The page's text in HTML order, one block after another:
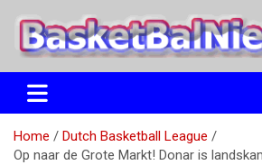
naar
BasketBalNieuws.nl
Etten
Home
Dutch Basketball League
Op naar de Grote Markt! Donar is